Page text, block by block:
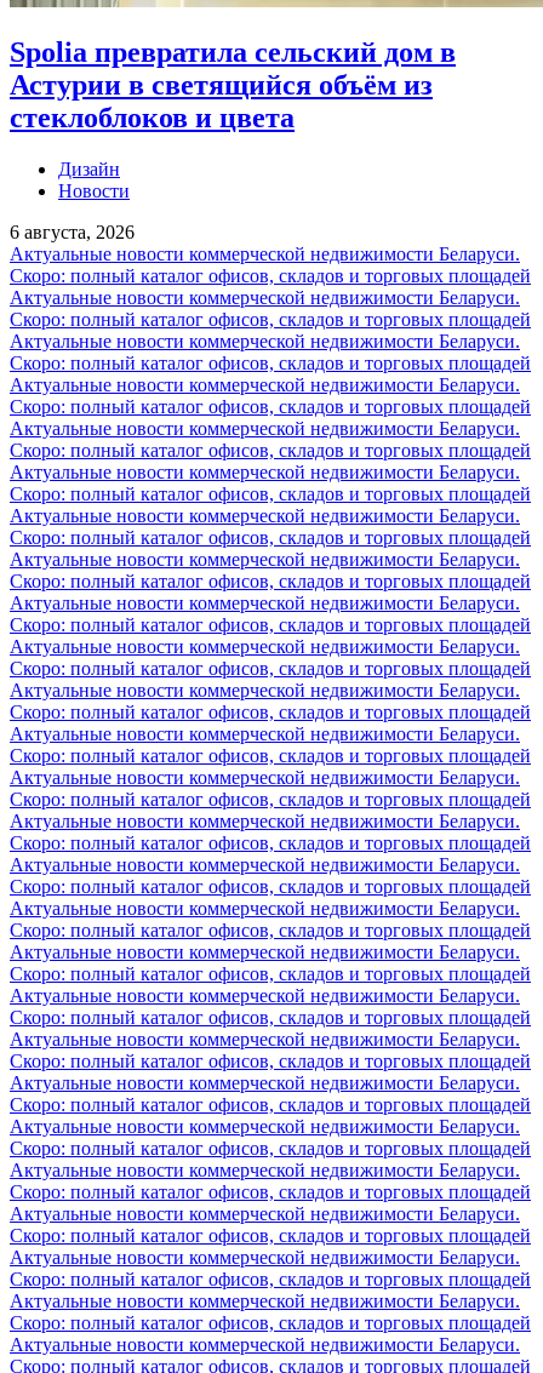
Spolia превратила сельский дом в
Астурии в светящийся объём из
стеклоблоков и цвета
Дизайн
Новости
6 августа, 2026
Актуальные новости коммерческой недвижимости Беларуси.
Скоро: полный каталог офисов, складов и торговых площадей
Актуальные новости коммерческой недвижимости Беларуси.
Скоро: полный каталог офисов, складов и торговых площадей
Актуальные новости коммерческой недвижимости Беларуси.
Скоро: полный каталог офисов, складов и торговых площадей
Актуальные новости коммерческой недвижимости Беларуси.
Скоро: полный каталог офисов, складов и торговых площадей
Актуальные новости коммерческой недвижимости Беларуси.
Скоро: полный каталог офисов, складов и торговых площадей
Актуальные новости коммерческой недвижимости Беларуси.
Скоро: полный каталог офисов, складов и торговых площадей
Актуальные новости коммерческой недвижимости Беларуси.
Скоро: полный каталог офисов, складов и торговых площадей
Актуальные новости коммерческой недвижимости Беларуси.
Скоро: полный каталог офисов, складов и торговых площадей
Актуальные новости коммерческой недвижимости Беларуси.
Скоро: полный каталог офисов, складов и торговых площадей
Актуальные новости коммерческой недвижимости Беларуси.
Скоро: полный каталог офисов, складов и торговых площадей
Актуальные новости коммерческой недвижимости Беларуси.
Скоро: полный каталог офисов, складов и торговых площадей
Актуальные новости коммерческой недвижимости Беларуси.
Скоро: полный каталог офисов, складов и торговых площадей
Актуальные новости коммерческой недвижимости Беларуси.
Скоро: полный каталог офисов, складов и торговых площадей
Актуальные новости коммерческой недвижимости Беларуси.
Скоро: полный каталог офисов, складов и торговых площадей
Актуальные новости коммерческой недвижимости Беларуси.
Скоро: полный каталог офисов, складов и торговых площадей
Актуальные новости коммерческой недвижимости Беларуси.
Скоро: полный каталог офисов, складов и торговых площадей
Актуальные новости коммерческой недвижимости Беларуси.
Скоро: полный каталог офисов, складов и торговых площадей
Актуальные новости коммерческой недвижимости Беларуси.
Скоро: полный каталог офисов, складов и торговых площадей
Актуальные новости коммерческой недвижимости Беларуси.
Скоро: полный каталог офисов, складов и торговых площадей
Актуальные новости коммерческой недвижимости Беларуси.
Скоро: полный каталог офисов, складов и торговых площадей
Актуальные новости коммерческой недвижимости Беларуси.
Скоро: полный каталог офисов, складов и торговых площадей
Актуальные новости коммерческой недвижимости Беларуси.
Скоро: полный каталог офисов, складов и торговых площадей
Актуальные новости коммерческой недвижимости Беларуси.
Скоро: полный каталог офисов, складов и торговых площадей
Актуальные новости коммерческой недвижимости Беларуси.
Скоро: полный каталог офисов, складов и торговых площадей
Актуальные новости коммерческой недвижимости Беларуси.
Скоро: полный каталог офисов, складов и торговых площадей
Актуальные новости коммерческой недвижимости Беларуси.
Скоро: полный каталог офисов, складов и торговых площадей